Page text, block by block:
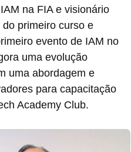
na FIA e visionário
primeiro curso e
evento de IAM no
uma evolução
uma abordagem e
para capacitação
Academy Club.